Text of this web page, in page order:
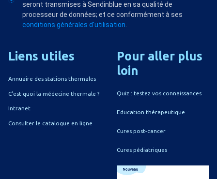
seront transmises à Sendinblue en sa qualité de
processeur de données; et ce conformément à ses
conditions générales d'utilisation
Liens utiles
Annuaire des stations thermales
C'est quoi la médecine thermale ?
Intranet
Consulter le catalogue en ligne
Pour aller plus
loin
Quiz : testez vos connaissances
Education thérapeutique
Cures post-cancer
Cures pédiatriques